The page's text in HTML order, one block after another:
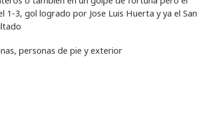
3, gol logrado por Jose Luis Huerta y ya el San